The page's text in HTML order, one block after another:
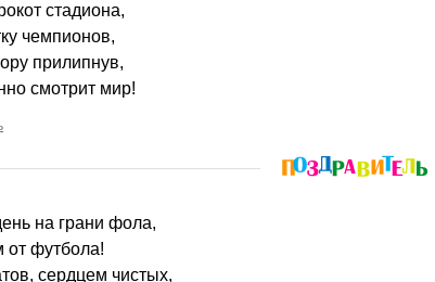
стадиона,
чемпионов,
прилипнув,
смотрит мир!
на грани фола,
от футбола!
сердцем чистых,